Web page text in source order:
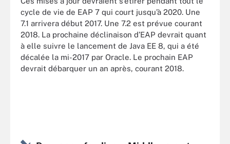
cycle de vie de EAP 7 qui court jusqu’à 2020. Une
7.1 arrivera début 2017. Une 7.2 est prévue courant
2018. La prochaine déclinaison d’EAP devrait quant
à elle suivre le lancement de Java EE 8, qui a été
décalée la mi-2017 par Oracle. Le prochain EAP
devrait débarquer un an après, courant 2018.